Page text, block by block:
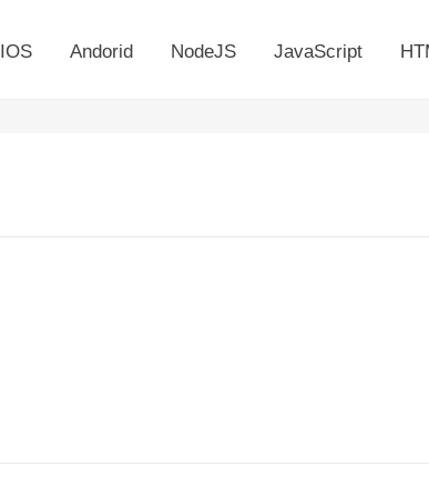
IOS Andorid NodeJS JavaScript